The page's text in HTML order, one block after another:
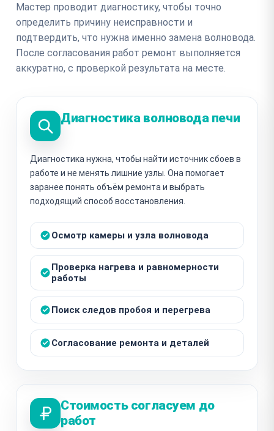
Мастер проводит диагностику, чтобы точно
определить причину неисправности и
подтвердить, что нужна именно замена волновода.
После согласования работ ремонт выполняется
аккуратно, с проверкой результата на месте.
Диагностика волновода печи
Диагностика нужна, чтобы найти источник сбоев в
работе и не менять лишние узлы. Она помогает
заранее понять объём ремонта и выбрать
подходящий способ восстановления.
Осмотр камеры и узла волновода
Проверка нагрева и равномерности
работы
Поиск следов пробоя и перегрева
Согласование ремонта и деталей
Стоимость согласуем до
работ